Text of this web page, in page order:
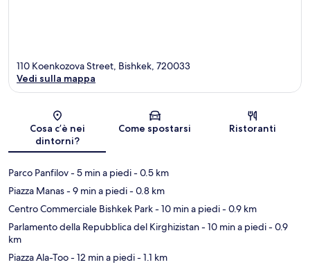
Mappa
110 Koenkozova Street, Bishkek, 720033
Vedi sulla mappa
Cosa c’è nei
dintorni?
Come spostarsi Ristoranti
Parco Panfilov- 5 min a piedi- 0.5 km
Piazza Manas- 9 min a piedi- 0.8 km
Centro Commerciale Bishkek Park- 10 min a piedi- 0.9 km
Parlamento della Repubblica del Kirghizistan- 10 min a piedi- 0.9
km
Piazza Ala-Too- 12 min a piedi- 1.1 km